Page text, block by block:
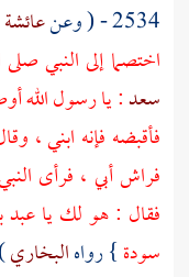
2534 - ( وعن
عائشة
اختصما إلى النبي
سعد: يا رسول الله
فأقبضه فإنه ابني ،
فراش أبي ، فرأى
فقال : هو لك يا
سودة} رواهالبخاري)